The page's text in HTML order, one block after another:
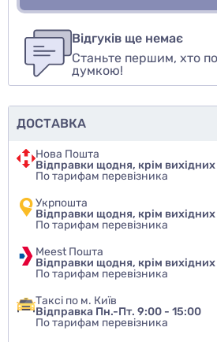
авторизуйтесьили войдите
Оцінити товар
Відгуків ще немає
Станьте першим, хто
думкою!
ДОСТАВКА
Нова Пошта
Відправки щодня, крім вихідних
По тарифам перевізника
Укрпошта
Відправки щодня, крім вихідних
По тарифам перевізника
Meest Пошта
Відправки щодня, крім вихідних
По тарифам перевізника
Таксі по м. Київ
Відправка Пн.-Пт. 9:00 - 15:00
По тарифам перевізника